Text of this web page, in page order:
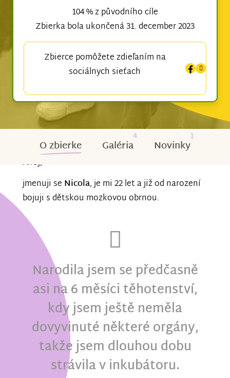
104 % z původního cíle
Zbierka bola ukončená 31. december 2023
Zbierce pomôžete zdieľaním na
sociálnych sieťach
O zbierke Galéria
4
Novinky
1
Ahoj,
jmenuji se Nicola, je mi 22 let a již od narození
bojuji s dětskou mozkovou obrnou.
Narodila jsem se předčasně
asi na 6 měsíci těhotenství,
kdy jsem ještě neměla
dovyvinuté některé orgány,
takže jsem dlouhou dobu
strávila v inkubátoru.